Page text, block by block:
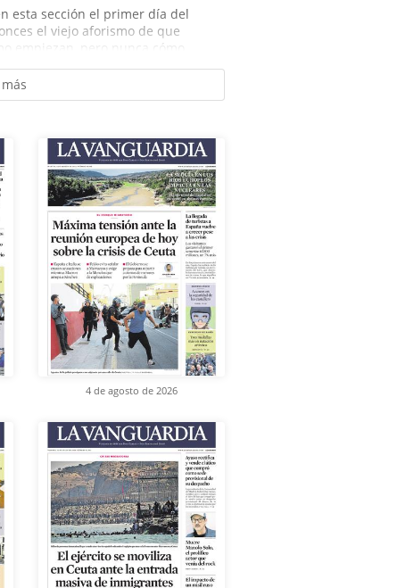
esta sección el primer día del
el viejo aforismo de que
empiezan, pero nunca cómo...
4 de agosto de 2026